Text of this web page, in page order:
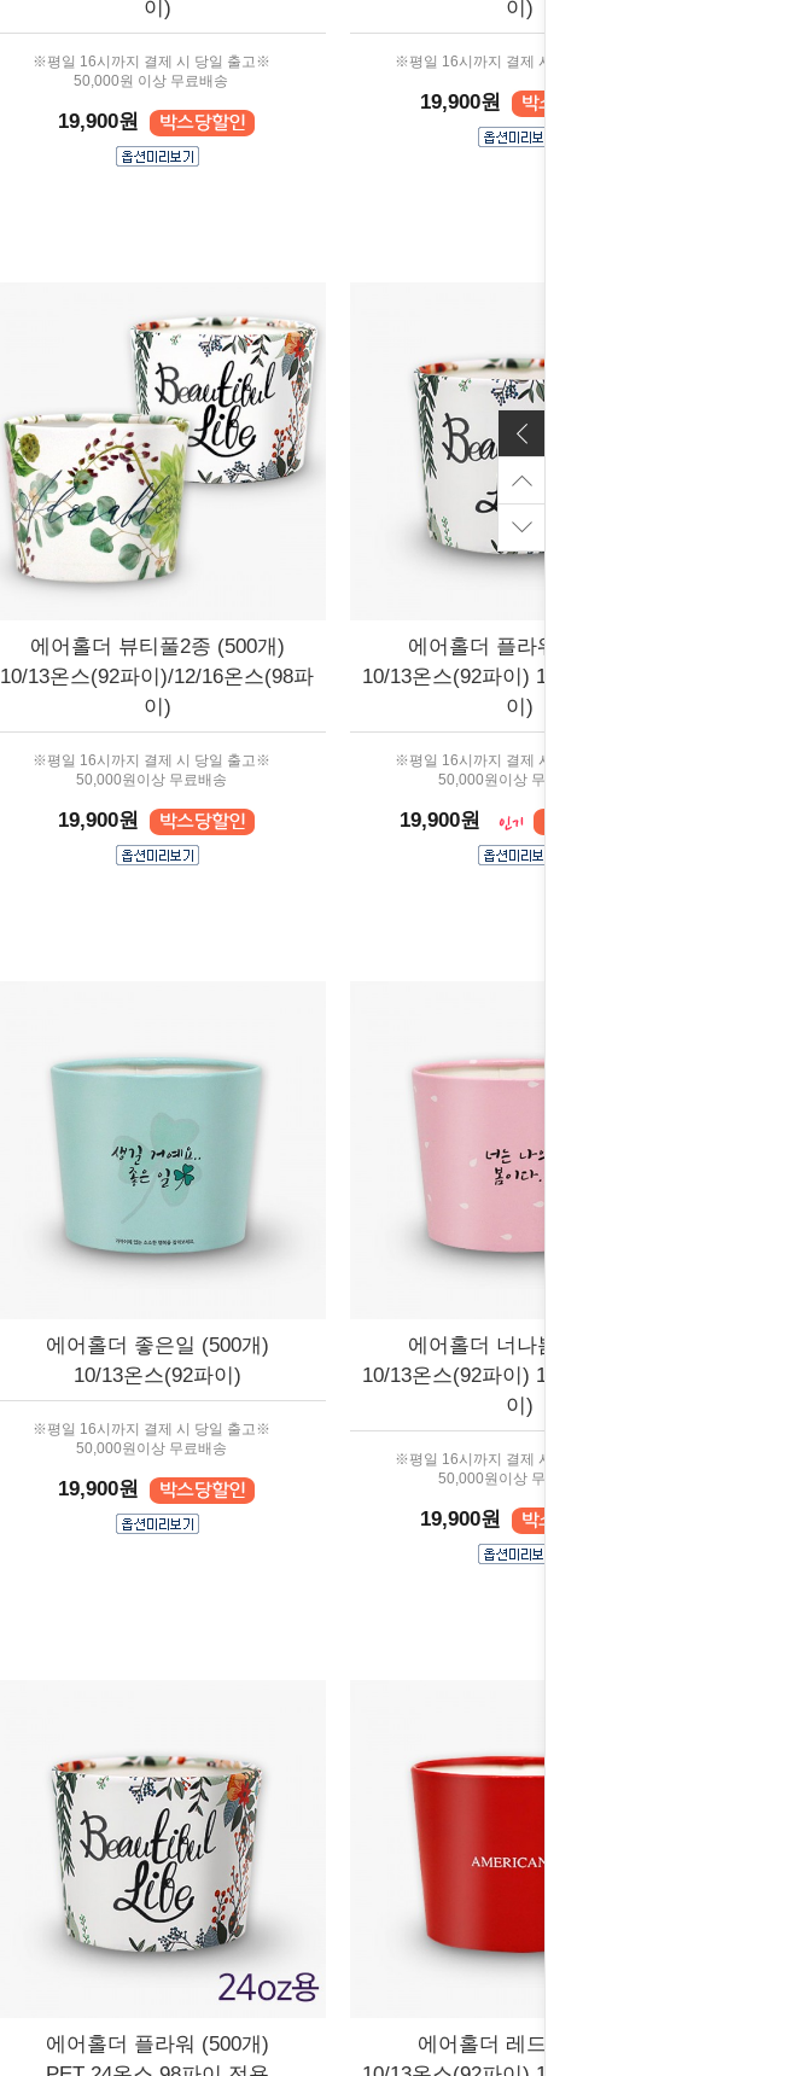
이)
※평일 16시까지 결제 시 당일 출고※
50,000원 이상 무료배송
19,900원
이)
※평일 16시까지 결제 시 당일 출고※
19,900원
에어홀더 뷰티풀2종 (500개)
10/13온스(92파이)/12/16온스(98파
이)
※평일 16시까지 결제 시 당일 출고※
50,000원이상 무료배송
19,900원
에어홀더 플라워 (500개)
10/13온스(92파이) 12/16온스(98파
이)
※평일 16시까지 결제 시 당일 출고※
50,000원이상 무료배송
19,900원
에어홀더 좋은일 (500개)
10/13온스(92파이)
※평일 16시까지 결제 시 당일 출고※
50,000원이상 무료배송
19,900원
에어홀더 너나봄 (500개)
10/13온스(92파이) 12/16온스(98파
이)
※평일 16시까지 결제 시 당일 출고※
50,000원이상 무료배송
19,900원
에어홀더 플라워 (500개)
에어홀더 레드 (500개)